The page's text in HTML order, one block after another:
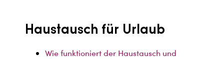
Haustausch für Urlaub
Wie funktioniert der Haustausch und